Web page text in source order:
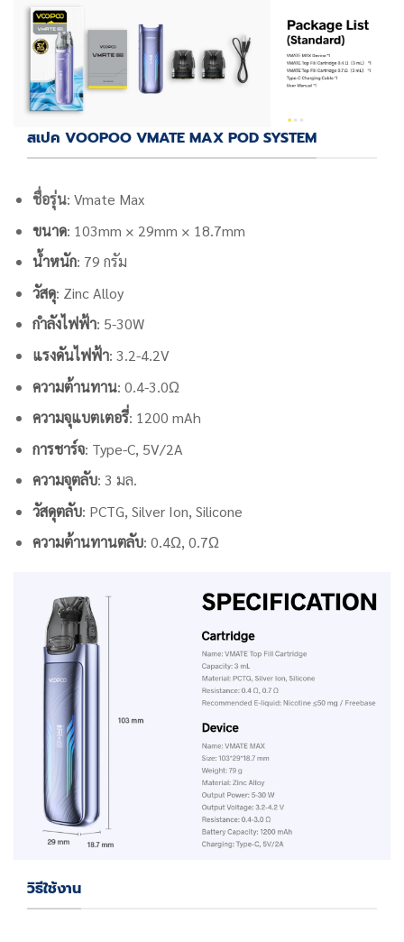
สเปค VOOPOO VMATE MAX POD SYSTEM
ชื่อรุ่น: Vmate Max
ขนาด: 103mm × 29mm × 18.7mm
น้ำหนัก: 79 กรัม
วัสดุ: Zinc Alloy
กำลังไฟฟ้า: 5-30W
แรงดันไฟฟ้า: 3.2-4.2V
ความต้านทาน: 0.4-3.0Ω
ความจุแบตเตอรี่: 1200 mAh
การชาร์จ: Type-C, 5V/2A
ความจุตลับ: 3 มล.
วัสดุตลับ: PCTG, Silver Ion, Silicone
ความต้านทานตลับ: 0.4Ω, 0.7Ω
วิธีใช้งาน